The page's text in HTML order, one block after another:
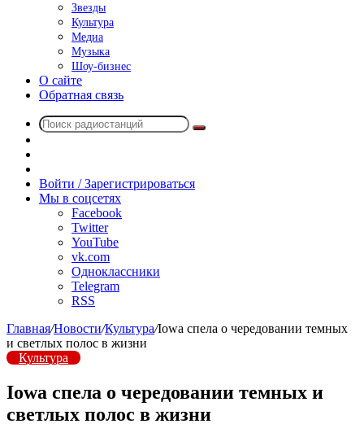
Звезды
Культура
Медиа
Музыка
Шоу-бизнес
О сайте
Обратная связь
Поиск
радио
Войти / Зарегистрироваться
Мы в соцсетях
Facebook
Twitter
YouTube
vk.com
Одноклассники
Telegram
RSS
Главная/Новости/Культура/Iowa спела о чередовании темных
и светлых полос в жизни
Культура
Iowa спела о чередовании темных и
светлых полос в жизни